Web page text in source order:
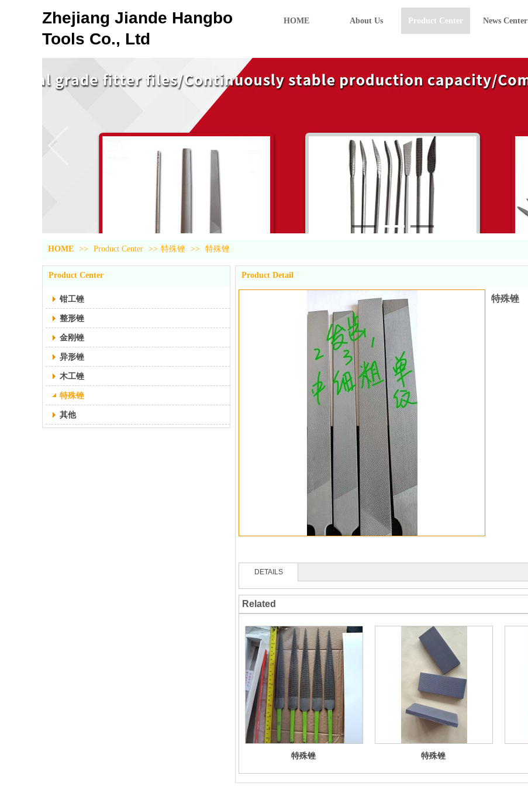
Zhejiang Jiande Hangbo
Tools Co., Ltd
HOME About Us Product Center News Center
HOME >> Product Center >> 特殊锉 >> 特殊锉
Product Center
钳工锉
整形锉
金刚锉
异形锉
木工锉
特殊锉
其他
Product Detail
特殊锉
DETAILS
Related
特殊锉 特殊锉